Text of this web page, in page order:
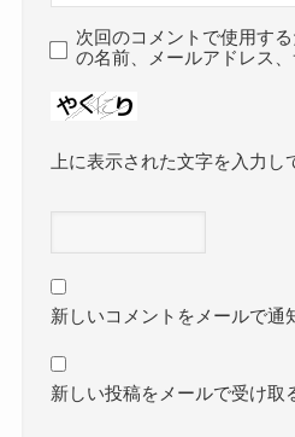
次回のコメントで使用す
の名前、メールアドレス、
上に表示された文字を入力し
新しいコメントをメールで通
新しい投稿をメールで受け取